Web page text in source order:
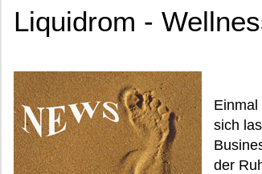
Liquidrom -
sich
der